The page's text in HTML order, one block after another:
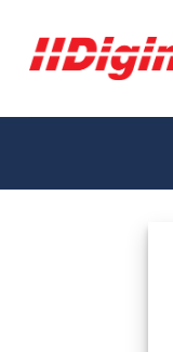
περιεχόμενο